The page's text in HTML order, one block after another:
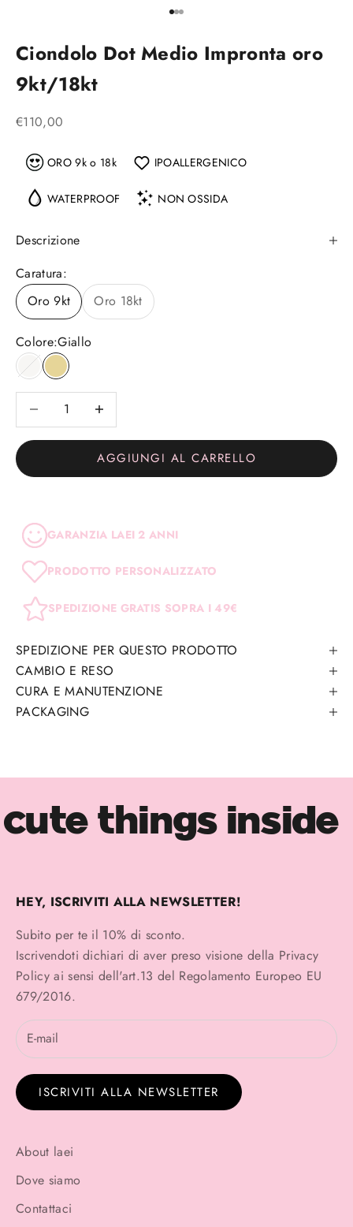
Vai all'articolo 1
Vai all'articolo 2
Vai all'articolo 3
Ciondolo Dot Medio Impronta oro
9kt/18kt
Prezzo scontato
€110,00
ORO 9k o 18k IPOALLERGENICO
WATERPROOF NON OSSIDA
Descrizione
Caratura:
Oro 9kt
Oro 18kt
Colore:Giallo
BiancoGiallo
Diminuisci quantitàDiminuisci quantità
AGGIUNGI AL CARRELLO
GARANZIA LAEI 2 ANNI
PRODOTTO PERSONALIZZATO
SPEDIZIONE GRATIS SOPRA I 49€
SPEDIZIONE PER QUESTO PRODOTTO
CAMBIO E RESO
CURA E MANUTENZIONE
PACKAGING
cute things inside
HEY, ISCRIVITI ALLA NEWSLETTER!
Subito per te il 10% di sconto.
Iscrivendoti dichiari di aver preso visione della Privacy
Policyai sensi dell'art.13 del Regolamento Europeo EU
679/2016.
ISCRIVITI ALLA NEWSLETTER
About laei
Dove siamo
Contattaci